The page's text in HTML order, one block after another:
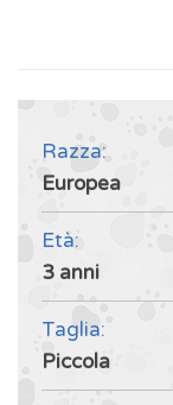
Razza:
Europea
Età:
3 anni
Taglia:
Piccola